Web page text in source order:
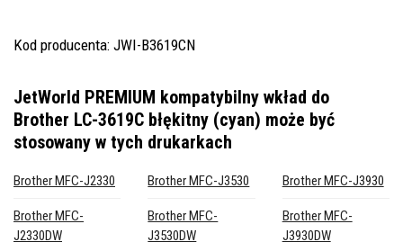
Kod producenta: JWI-B3619CN
JetWorld PREMIUM kompatybilny wkład do
Brother LC-3619C błękitny (cyan) może być
stosowany w tych drukarkach
Brother MFC-J2330 Brother MFC-J3530 Brother MFC-J3930
Brother MFC-
J2330DW
Brother MFC-
J3530DW
Brother MFC-
J3930DW